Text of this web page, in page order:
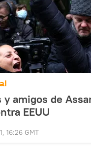
y amigos de
EEUU
16:26 GMT